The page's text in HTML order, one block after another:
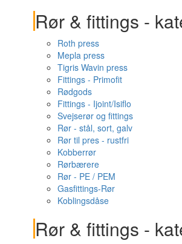
Rør & fittings -
Roth press
Mepla press
Tigris Wavin press
Fittings - Primofit
Rødgods
Fittings - Ijoint/Isiflo
Svejserør og fittings
Rør - stål, sort, galv
Rør til pres - rustfri
Kobberrør
Rørbærere
Rør - PE / PEM
Gasfittings-Rør
Koblingsdåse
Rør & fittings -